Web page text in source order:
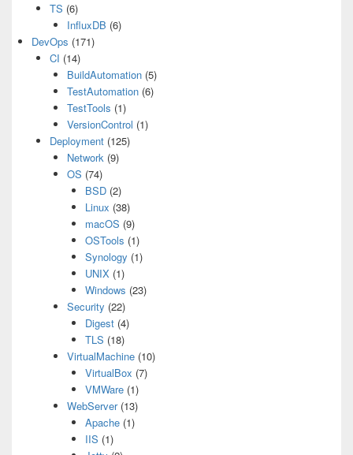
TS (6)
InfluxDB (6)
DevOps (171)
CI (14)
BuildAutomation (5)
TestAutomation (6)
TestTools (1)
VersionControl (1)
Deployment(125)
Network (9)
OS (74)
BSD(2)
Linux (38)
macOS (9)
OSTools (1)
Synology (1)
UNIX(1)
Windows (23)
Security (22)
Digest(4)
TLS (18)
VirtualMachine (10)
VirtualBox (7)
VMWare(1)
WebServer(13)
Apache(1)
IIS (1)